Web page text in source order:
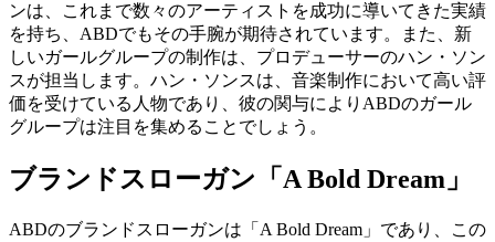
ンは、これまで数々のアーティストを成功に導いてきた実績
を持ち、ABDでもその手腕が期待されています。また、新
しいガールグループの制作は、プロデューサーのハン・ソン
スが担当します。ハン・ソンスは、音楽制作において高い評
価を受けている人物であり、彼の関与によりABDのガール
グループは注目を集めることでしょう。
ブランドスローガン「A Bold Dream」
ABDのブランドスローガンは「A Bold Dream」であり、この